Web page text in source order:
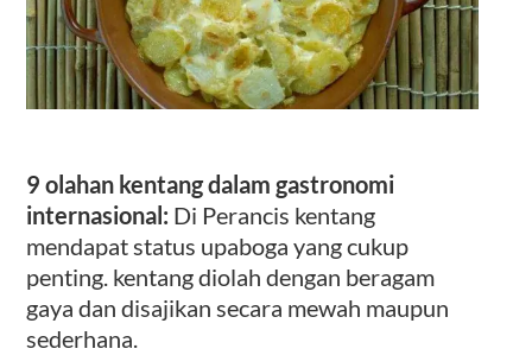
9 olahan kentang dalam gastronomi
internasional: Di Perancis kentang
mendapat status upaboga yang cukup
penting. kentang diolah dengan beragam
gaya dan disajikan secara mewah maupun
sederhana.